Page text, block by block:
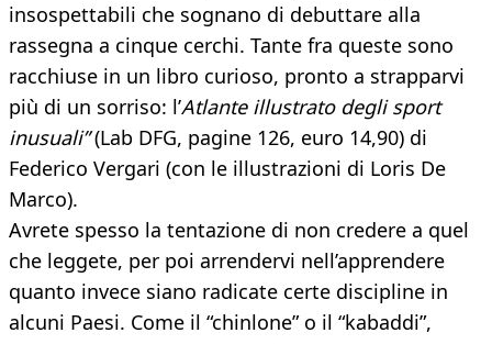
insospettabili che sognano di debuttare alla
rassegna a cinque cerchi. Tante fra queste sono
racchiuse in un libro curioso, pronto a strapparvi
più di un sorriso: l’Atlante illustrato degli sport
inusuali”(Lab DFG, pagine 126, euro 14,90) di
Federico Vergari (con le illustrazioni di Loris De
Marco).
Avrete spesso la tentazione di non credere a quel
che leggete, per poi arrendervi nell’apprendere
quanto invece siano radicate certe discipline in
alcuni Paesi. Come il “chinlone” o il “kabaddi”,